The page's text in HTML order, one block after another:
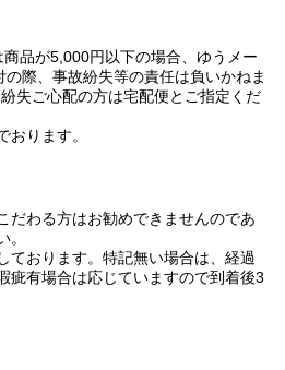
品が5,000円以下の場合、ゆうメー
際、事故紛失等の責任は負いかねま
失ご心配の方は宅配便とご指定くだ
ります。
わる方はお勧めできませんのであ
。
ております。特記無い場合は、経過
疵有場合は応じていますので到着後3